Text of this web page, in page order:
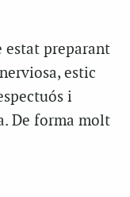
estat preparant
estic
i
De forma molt